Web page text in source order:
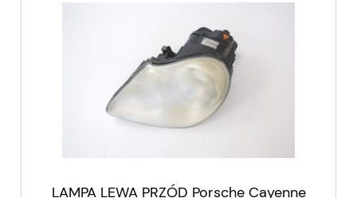
LAMPA LEWA PRZÓD Porsche Cayenne